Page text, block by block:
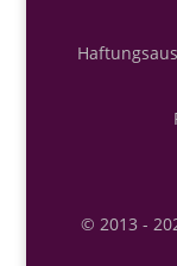
© 2013 -